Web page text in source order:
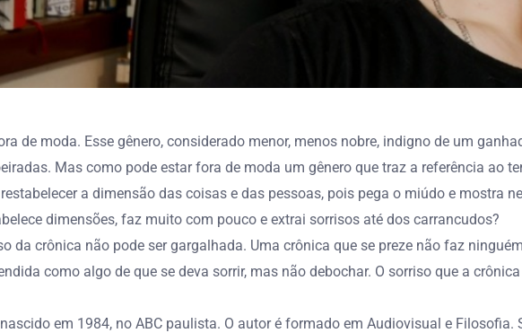
de moda. Esse gênero, considerado menor, menos nobre, indigno de um
Mas como pode estar fora de moda um gênero que traz a referência ao
a dimensão das coisas e das pessoas, pois pega o miúdo e mostra
dimensões, faz muito com pouco e extrai sorrisos até dos carrancudos?
da crônica não pode ser gargalhada. Uma crônica que se preze não faz
como algo de que se deva sorrir, mas não debochar. O sorriso que a
em 1984, no ABC paulista. O autor é formado em Audiovisual e